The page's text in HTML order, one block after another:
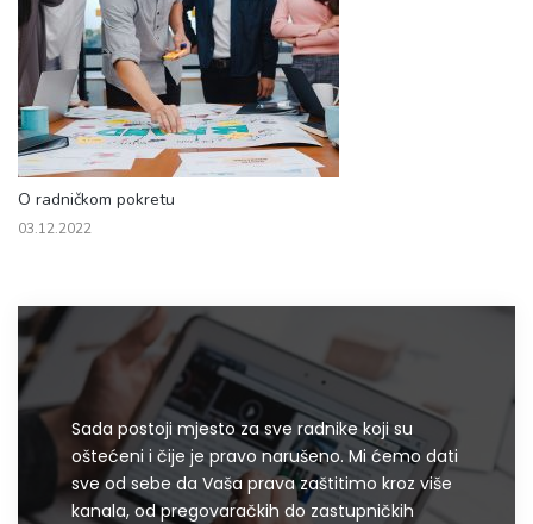
O radničkom pokretu
03.12.2022
Sada postoji mjesto za sve radnike koji su
oštećeni i čije je pravo narušeno. Mi ćemo dati
sve od sebe da Vaša prava zaštitimo kroz više
kanala, od pregovaračkih do zastupničkih